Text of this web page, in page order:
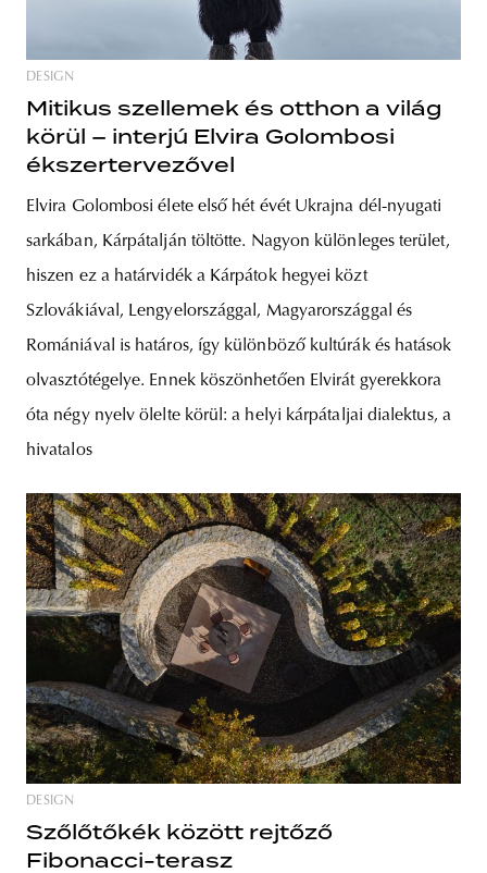
DESIGN
Mitikus szellemek és otthon a világ
körül – interjú Elvira Golombosi
ékszertervezővel
Elvira Golombosi élete első hét évét Ukrajna dél-nyugati
sarkában, Kárpátalján töltötte. Nagyon különleges terület,
hiszen ez a határvidék a Kárpátok hegyei közt
Szlovákiával, Lengyelországgal, Magyarországgal és
Romániával is határos, így különböző kultúrák és hatások
olvasztótégelye. Ennek köszönhetően Elvirát gyerekkora
óta négy nyelv ölelte körül: a helyi kárpátaljai dialektus, a
hivatalos
DESIGN
Szőlőtőkék között rejtőző
Fibonacci-terasz